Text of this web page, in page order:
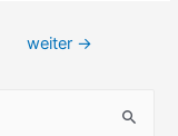
weiter →